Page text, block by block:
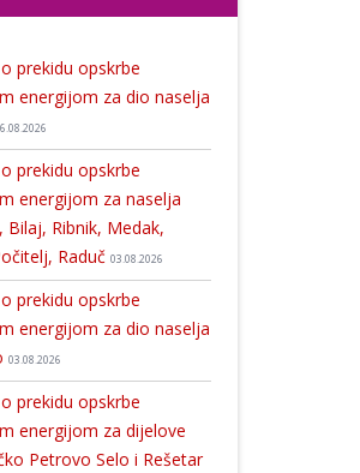
prekidu opskrbe
energijom za dio naselja
prekidu opskrbe
energijom za naselja
Bilaj, Ribnik, Medak,
Raduč 03.08.2026
prekidu opskrbe
energijom za dio naselja
03.08.2026
prekidu opskrbe
energijom za dijelove
Petrovo Selo i Rešetar